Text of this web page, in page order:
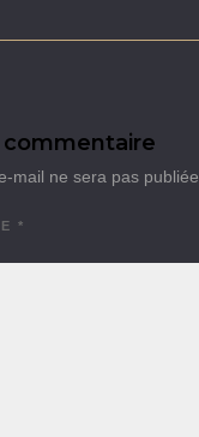
commentaire
mail ne sera pas publiée.
*